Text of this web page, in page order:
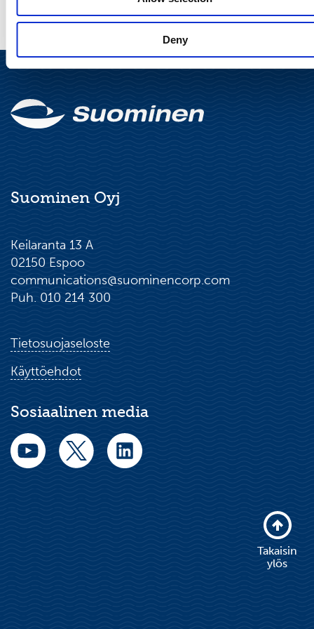
Deny
Suominen Oyj
Keilaranta 13 A
02150 Espoo
communications@suominencorp.com
Puh. 010 214 300
Tietosuojaseloste
Käyttöehdot
Sosiaalinen media
Takaisin
ylös